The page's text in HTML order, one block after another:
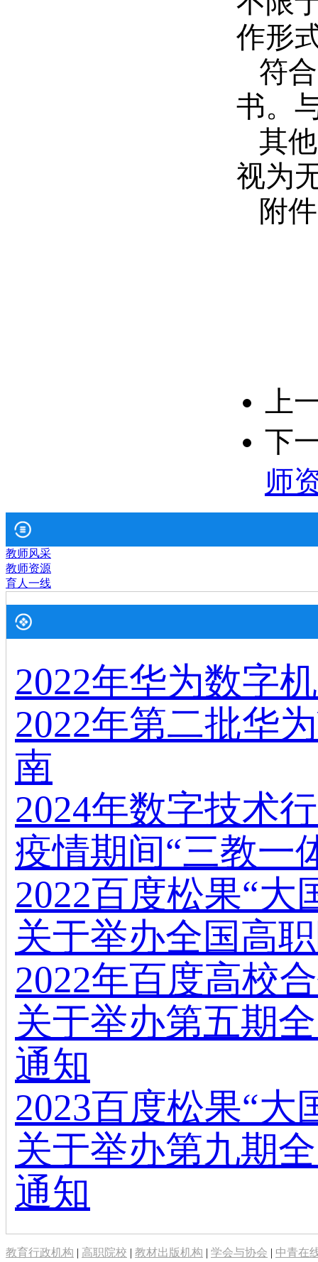
作形
符
书。
其
视为
附
上
下
师
教师风采
教师资源
育人一线
2022年华为数字
2022年第二批华
南
2024年数字技术
疫情期间“三教一
2022百度松果“
关于举办全国高
2022年百度高校
关于举办第五期
通知
2023百度松果“
关于举办第九期
通知
教育行政机构 | 高职院校 | 教材出版机构 | 学会与协会 | 中青在